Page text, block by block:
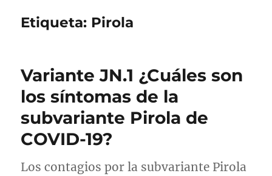
Etiqueta: Pirola
Variante JN.1 ¿Cuáles son
los síntomas de la
subvariante Pirola de
COVID-19?
Los contagios por la subvariante Pirola